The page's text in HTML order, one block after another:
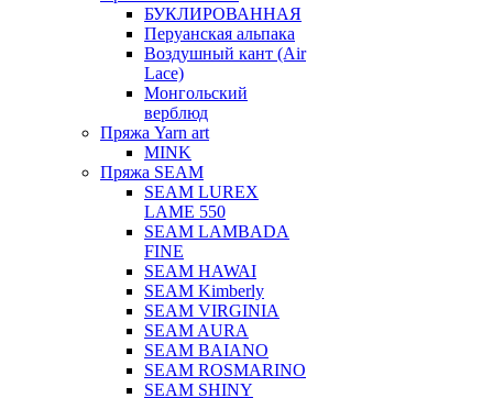
БУКЛИРОВАННАЯ
Перуанская альпака
Воздушный кант (Air
Lace)
Монгольский
верблюд
Пряжа Yarn art
MINK
Пряжа SEAM
SEAM LUREX
LAME 550
SEAM LAMBADA
FINE
SEAM HAWAI
SEAM Kimberly
SEAM VIRGINIA
SEAM AURA
SEAM BAIANO
SEAM ROSMARINO
SEAM SHINY